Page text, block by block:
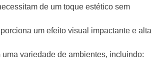
de um toque estético sem
um efeito visual impactante e alta
variedade de ambientes, incluindo: